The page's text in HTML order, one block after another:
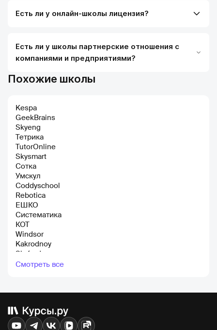
Есть ли у онлайн-школы лицензия?
Есть ли у школы партнерские отношения с
компаниями и предприятиями?
Похожие школы
Kespa
GeekBrains
Skyeng
Тетрика
TutorOnline
Skysmart
Сотка
Умскул
Coddyschool
Rebotiсa
ЕШКО
Систематика
КОТ
Windsor
Kakrodnoy
Skyford
Everyday English Online
Advance
Kaplan school
Ibuben
Смотреть все